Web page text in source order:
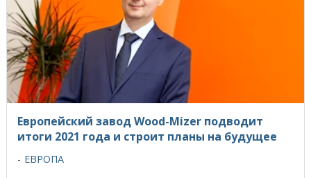
Европейский завод Wood-Mizer подводит
итоги 2021 года и строит планы на будущее
ЕВРОПА